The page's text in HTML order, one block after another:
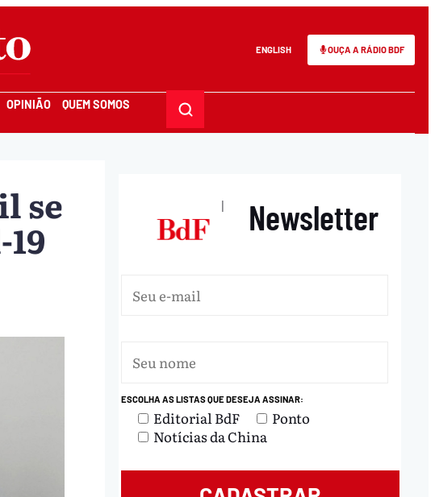
ENGLISH OUÇA A RÁDIO BDF
OPINIÃO QUEM SOMOS
se | Newsletter
ESCOLHA AS LISTAS QUE DESEJA ASSINAR:
Editorial BdF
Ponto
Notícias da China